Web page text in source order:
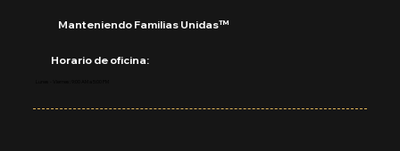
Manteniendo Familias Unidas™
Horario de oficina: